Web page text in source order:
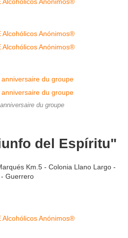
du groupe
del Espíritu"
Km.5 - Colonia Llano Largo -
Guerrero